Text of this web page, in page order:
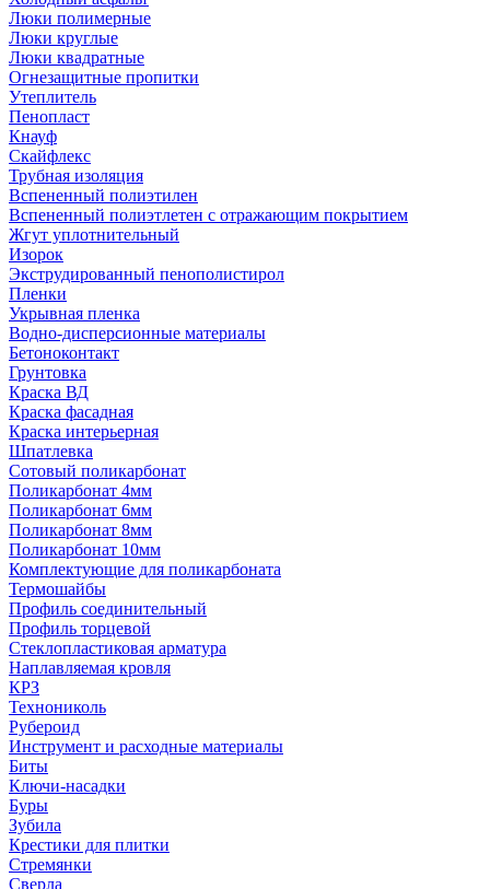
Люки полимерные
Люки круглые
Люки квадратные
Огнезащитные пропитки
Утеплитель
Пенопласт
Кнауф
Скайфлекс
Трубная изоляция
Вспененный полиэтилен
Вспененный полиэтлетен с отражающим покрытием
Жгут уплотнительный
Изорок
Экструдированный пенополистирол
Пленки
Укрывная пленка
Водно-дисперсионные материалы
Бетоноконтакт
Грунтовка
Краска ВД
Краска фасадная
Краска интерьерная
Шпатлевка
Сотовый поликарбонат
Поликарбонат 4мм
Поликарбонат 6мм
Поликарбонат 8мм
Поликарбонат 10мм
Комплектующие для поликарбоната
Термошайбы
Профиль соединительный
Профиль торцевой
Стеклопластиковая арматура
Наплавляемая кровля
КРЗ
Технониколь
Рубероид
Инструмент и расходные материалы
Биты
Ключи-насадки
Буры
Зубила
Крестики для плитки
Стремянки
Сверла